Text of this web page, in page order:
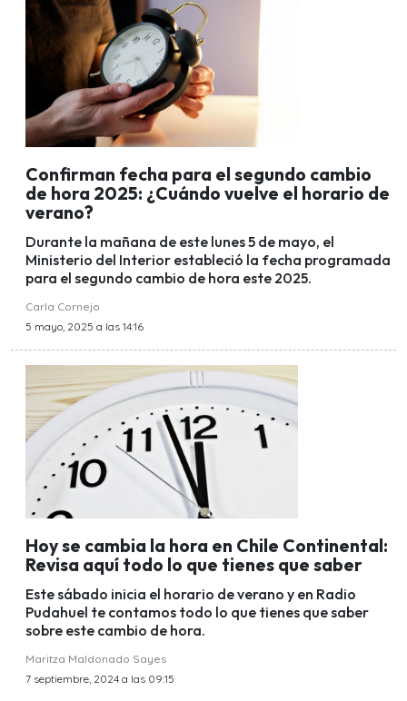
Confirman fecha para el segundo cambio
de hora 2025: ¿Cuándo vuelve el horario de
verano?
Durante la mañana de este lunes 5 de mayo, el
Ministerio del Interior estableció la fecha programada
para el segundo cambio de hora este 2025.
Carla Cornejo
5 mayo, 2025 a las 14:16
Hoy se cambia la hora en Chile Continental:
Revisa aquí todo lo que tienes que saber
Este sábado inicia el horario de verano y en Radio
Pudahuel te contamos todo lo que tienes que saber
sobre este cambio de hora.
Maritza Maldonado Sayes
7 septiembre, 2024 a las 09:15